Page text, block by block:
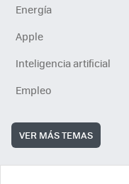
Energía
Apple
Inteligencia artificial
Empleo
VER MÁS TEMAS